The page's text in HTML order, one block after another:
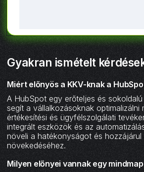
Gyakran ismételt
Miért előnyös a KKV-knak a
A HubSpot egy erőteljes és
segít a vállalkozásoknak optimalizálni
értékesítési és ügyfélszolgálati
integrált eszközök és az
növeli a hatékonyságot és
növekedéséhez.
Milyen előnyei vannak egy